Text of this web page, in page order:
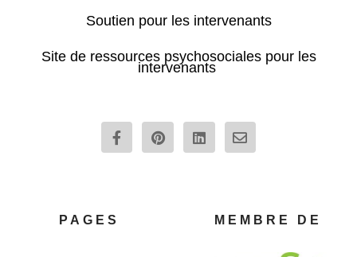
Soutien pour les intervenants
Site de ressources psychosociales pour les
intervenants
F
a
c
P
i
n
L
i
n
E
n
v
p
e
PAGES MEMBRE DE